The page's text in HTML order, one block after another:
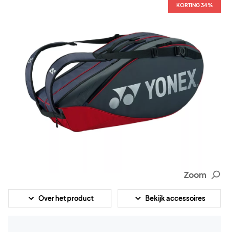
KORTING 34%
Zoom
Over het product Bekijk accessoires